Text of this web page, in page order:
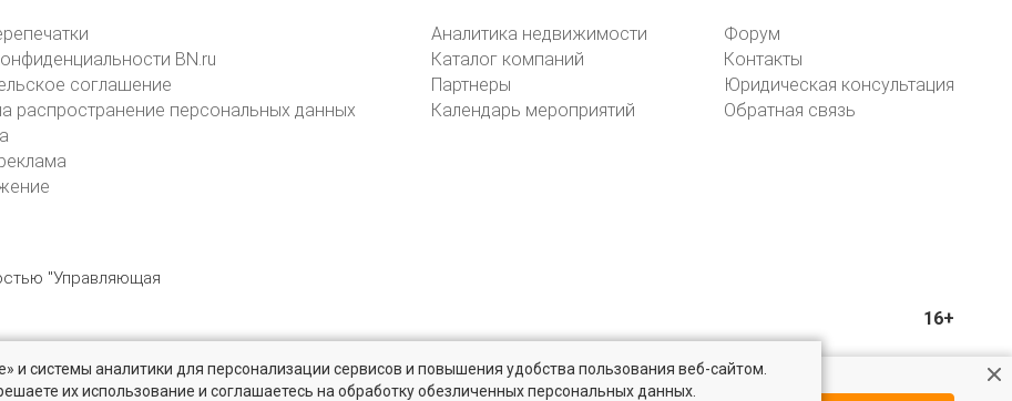
BN.ru
соглашение
распространение персональных данных
Аналитика недвижимости
Каталог компаний
Партнеры
Календарь мероприятий
Форум
Контакты
Юридическая консультация
Обратная связь
"Управляющая
16+
196105, Санкт-Петербург, пр. Юрия Гагарина, 1 reklama@bn.ru
и системы аналитики для персонализации сервисов и повышения удобства пользования веб-сайтом.
их использование и соглашаетесь на обработку обезличенных персональных данных.